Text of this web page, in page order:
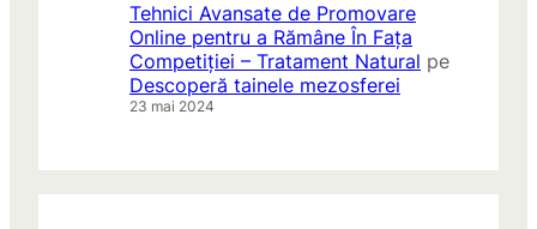
Tehnici Avansate de Promovare
Online pentru a Rămâne În Fața
Competiției – Tratament Natural pe
Descoperă tainele mezosferei
23 mai 2024